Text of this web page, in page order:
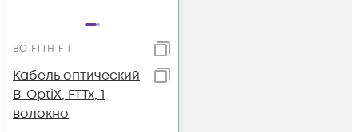
BO-FTTH-F-1
Кабель оптический
B-OptiX, FTTx, 1
волокно